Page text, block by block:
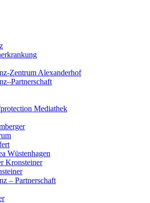
Zentrum Alexanderhof
Mediathek
Wüstenhagen
Kronsteiner
– Partnerschaft